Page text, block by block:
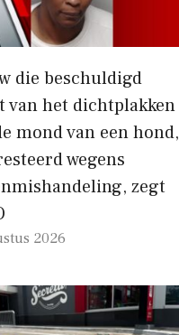
die beschuldigd
van het dichtplakken
mond van een hond,
wegens
zegt
2026